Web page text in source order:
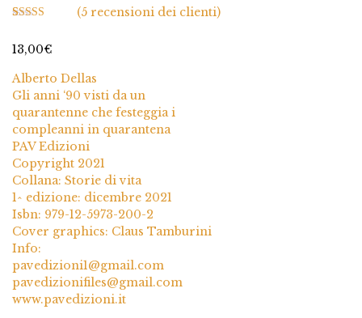
base di
(5recensioni dei clienti)
13,00€
Alberto Dellas
Gli anni ‘90 visti da un
quarantenne che festeggia i
compleanni in quarantena
PAV Edizioni
Copyright 2021
Collana: Storie di vita
1^ edizione: dicembre 2021
Isbn: 979-12-5973-200-2
Cover graphics: Claus Tamburini
Info:
pavedizioni1@gmail.com
pavedizionifiles@gmail.com
www.pavedizioni.it